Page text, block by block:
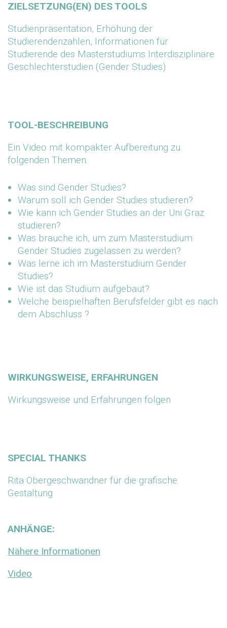
ZIELSETZUNG(EN) DES TOOLS
Studienpräsentation, Erhöhung der
Studierendenzahlen, Informationen für
Studierende des Masterstudiums Interdisziplinäre
Geschlechterstudien (Gender Studies)
TOOL-BESCHREIBUNG
Ein Video mit kompakter Aufbereitung zu
folgenden Themen:
Was sind Gender Studies?
Warum soll ich Gender Studies studieren?
Wie kann ich Gender Studies an der Uni Graz
studieren?
Was brauche ich, um zum Masterstudium
Gender Studies zugelassen zu werden?
Was lerne ich im Masterstudium Gender
Studies?
Wie ist das Studium aufgebaut?
Welche beispielhaften Berufsfelder gibt es nach
dem Abschluss ?
WIRKUNGSWEISE, ERFAHRUNGEN
Wirkungsweise und Erfahrungen folgen
SPECIAL THANKS
Rita Obergeschwandner für die grafische
Gestaltung
ANHÄNGE:
Nähere Informationen
Video